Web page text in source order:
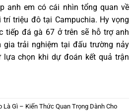
anh em có cái nhìn tổng quan về
trí triệu đô tại Campuchia. Hy vọng
tiếp đá gà 67 ở trên sẽ hỗ trợ anh
trải nghiệm tại đấu trường nảy
lựa chọn khi dự đoán kết quả trận
Là Gì – Kiến Thức Quan Trọng Dành Cho